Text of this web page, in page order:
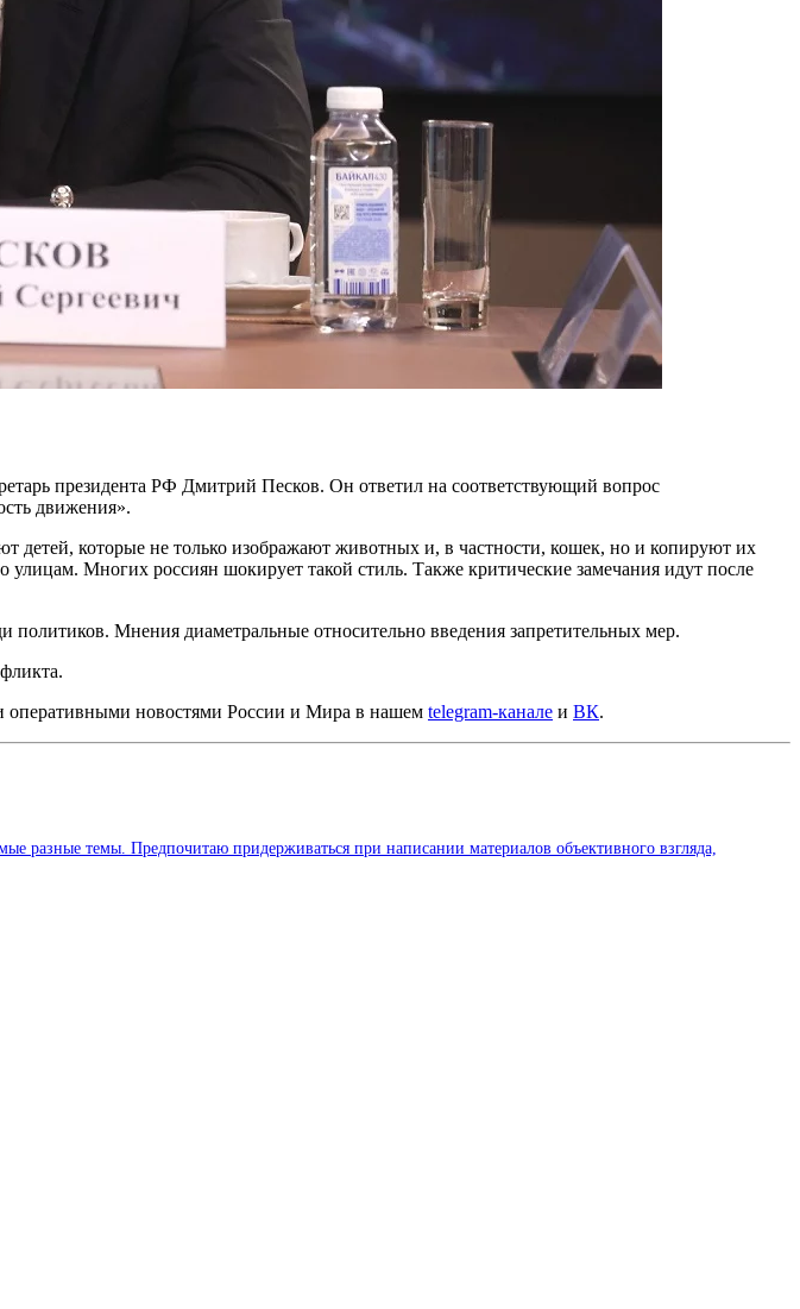
президента РФ Дмитрий Песков. Он ответил на соответствующий вопрос
движения».
детей, которые не только изображают животных и, в частности, кошек, но и копируют их
Многих россиян шокирует такой стиль. Также критические замечания идут после
Мнения диаметральные относительно введения запретительных мер.
оперативными новостями России и Мира в нашем telegram-канале и ВК.
разные темы. Предпочитаю придерживаться при написании материалов объективного взгляда,